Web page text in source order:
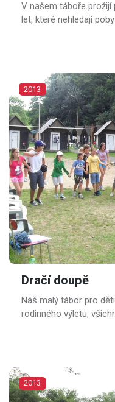
V našem táboře prožijí
let, které nehledají
2013
Dračí doupě
Náš malý tábor pro
rodinného výletu,
2013